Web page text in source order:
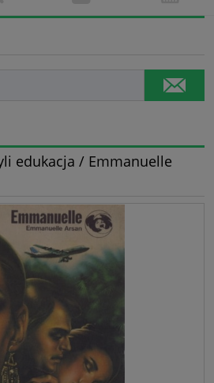
edukacja / Emmanuelle